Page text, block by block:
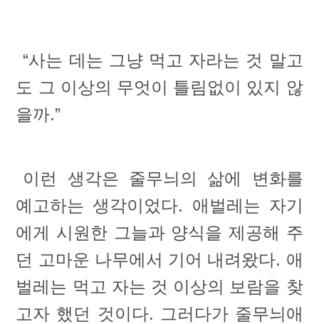
“사는 데는 그냥 먹고 자라는 것 말고
도 그 이상의 무엇이 틀림없이 있지 않
을까.”
이런 생각은 줄무늬의 삶에 변화를
예고하는 생각이었다. 애벌레는 자기
에게 시원한 그늘과 양식을 제공해 주
던 고마운 나무에서 기어 내려왔다. 애
벌레는 먹고 자는 것 이상의 보람을 찾
고자 했던 것이다. 그러다가 줄무늬애